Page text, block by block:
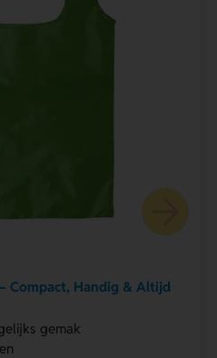
Compact, Handig & Altijd
gemak